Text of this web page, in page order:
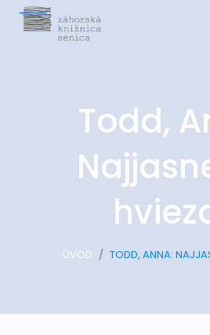
Todd,
ÚVOD TODD, ANNA: